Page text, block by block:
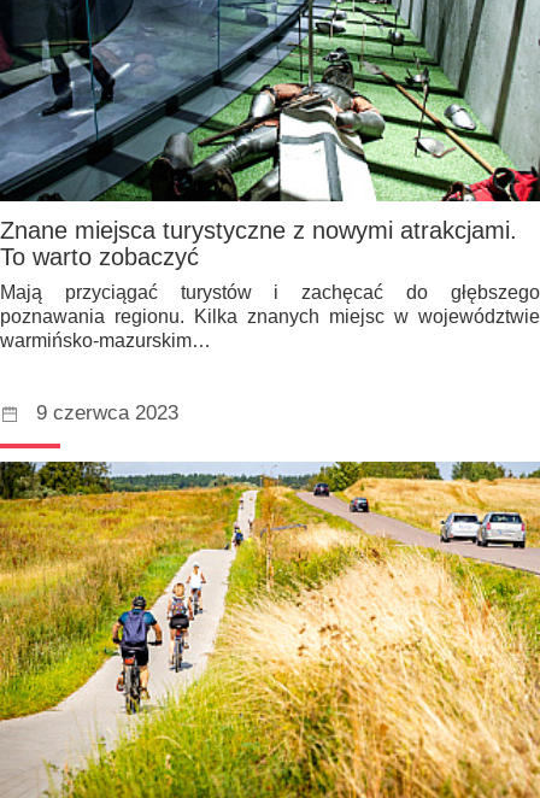
Znane miejsca turystyczne z nowymi atrakcjami.
To warto zobaczyć
Mają przyciągać turystów i zachęcać do głębszego
poznawania regionu. Kilka znanych miejsc w województwie
warmińsko-mazurskim…
9 czerwca 2023